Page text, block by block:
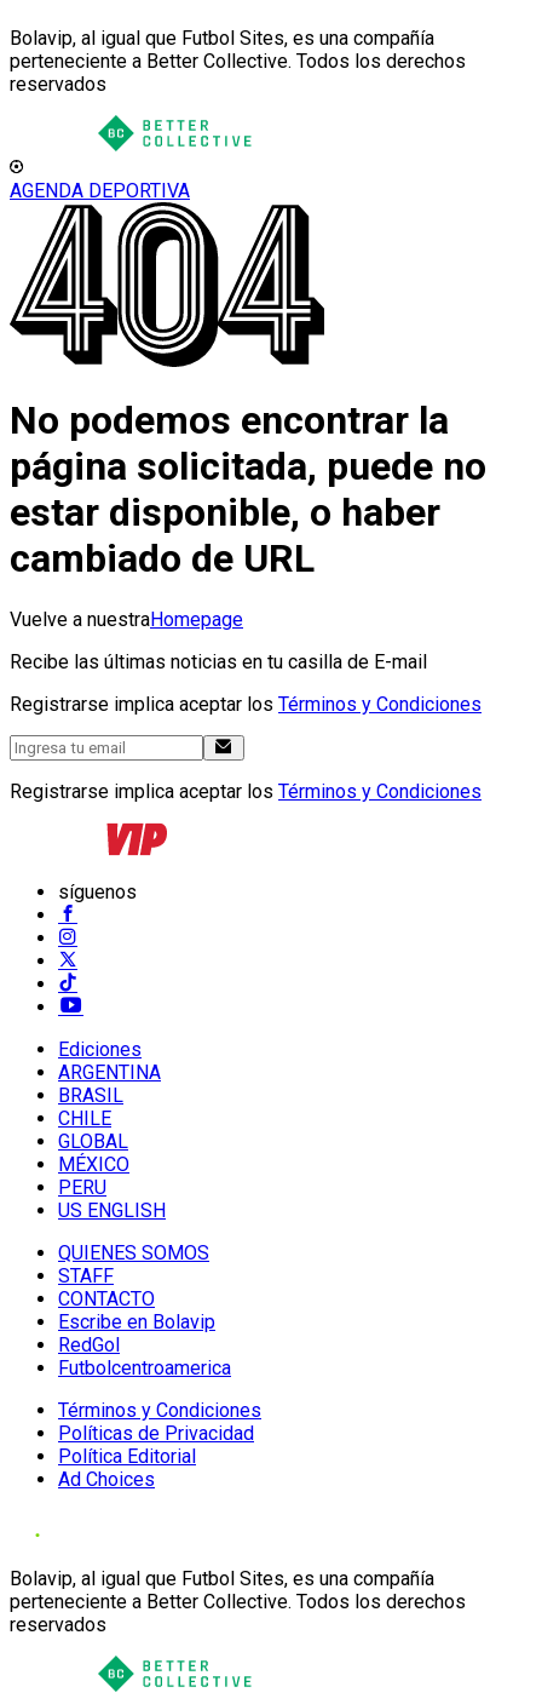
Bolavip, al igual que Futbol Sites, es una compañía
perteneciente a Better Collective. Todos los derechos
reservados
AGENDA DEPORTIVA
No podemos encontrar la
página solicitada, puede no
estar disponible, o haber
cambiado de URL
Vuelve a nuestraHomepage
Recibe las últimas noticias en tu casilla de E-mail
Registrarse implica aceptar los Términos y Condiciones
Registrarse implica aceptar los Términos y Condiciones
síguenos
Ediciones
ARGENTINA
BRASIL
CHILE
GLOBAL
MÉXICO
PERU
US ENGLISH
QUIENES SOMOS
STAFF
CONTACTO
Escribe en Bolavip
RedGol
Futbolcentroamerica
Términos y Condiciones
Políticas de Privacidad
Política Editorial
Ad Choices
Bolavip, al igual que Futbol Sites, es una compañía
perteneciente a Better Collective. Todos los derechos
reservados